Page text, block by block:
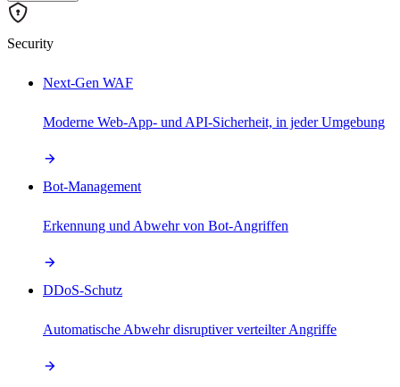
Security
Next-Gen WAF
Moderne Web-App- und API-Sicherheit, in jeder Umgebung
Bot-Management
Erkennung und Abwehr von Bot-Angriffen
DDoS-Schutz
Automatische Abwehr disruptiver verteilter Angriffe